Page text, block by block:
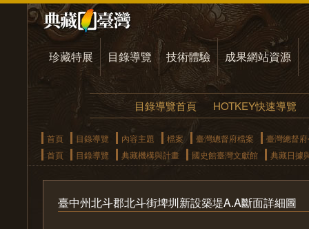
珍藏特展 目錄導覽 技術體驗 成果網站資源
目錄導覽首頁 HOTKEY快速導覽
首頁 目錄導覽 內容主題 檔案 臺灣總督府檔案
臺灣總督
首頁
目錄導覽 典藏機構與計畫 國史館臺灣文獻館 典藏日據
臺中州北斗郡北斗街埤圳新設築堤A.A斷面詳細圖